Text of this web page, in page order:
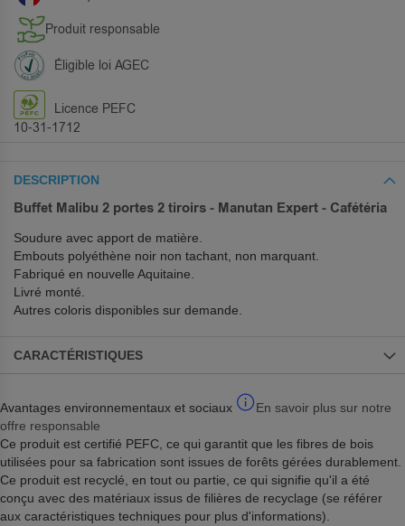
Produit responsable
Éligible loi AGEC
10-31-1712
Licence PEFC
DESCRIPTION
Buffet Malibu 2 portes 2 tiroirs - Manutan Expert - Cafétéria
Soudure avec apport de matière.
Embouts polyéthène noir non tachant, non marquant.
Fabriqué en nouvelle Aquitaine.
Livré monté.
Autres coloris disponibles sur demande.
CARACTÉRISTIQUES
Avantages environnementaux et sociaux
En savoir plus sur notre
offre responsable
Ce produit est certifié PEFC, ce qui garantit que les fibres de bois
utilisées pour sa fabrication sont issues de forêts gérées durablement.
Ce produit est recyclé, en tout ou partie, ce qui signifie qu'il a été
conçu avec des matériaux issus de filières de recyclage (se référer
aux caractéristiques techniques pour plus d'informations).